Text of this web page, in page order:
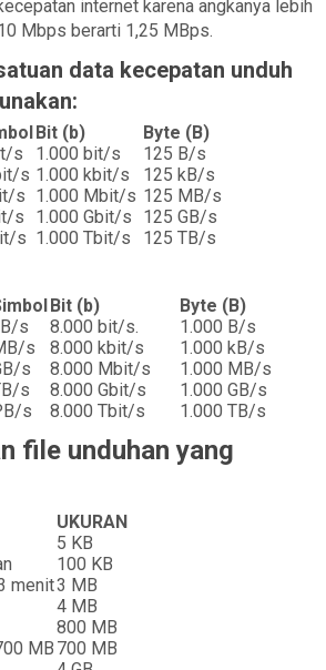
internet karena angkanya lebih
Mbps berarti 1,25 MBps.
data kecepatan unduh
Bit (b)
Byte (B)
s 1.000 bit/s
125 B/s
s 1.000 kbit/s
125 kB/s
s 1.000 Mbit/s 125 MB/s
s 1.000 Gbit/s
125 GB/s
s 1.000 Tbit/s 125 TB/s
Bit (b)
Byte (B)
s 8.000 bit/s.
1.000 B/s
s 8.000 kbit/s
1.000 kB/s
s 8.000 Mbit/s
1.000 MB/s
s 8.000 Gbit/s
1.000 GB/s
s 8.000 Tbit/s 1.000 TB/s
file unduhan yang
UKURAN
5 KB
100 KB
menit3 MB
4 MB
800 MB
MB 700 MB